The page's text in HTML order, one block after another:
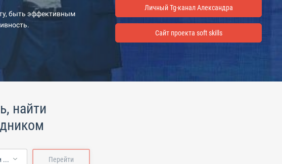
быть эффективным
Личный Tg-канал Александра
Сайт проекта soft skills
найти
Начинающим: повысить эффективность, найти классную работу и стать ценным сотрудником Перейти